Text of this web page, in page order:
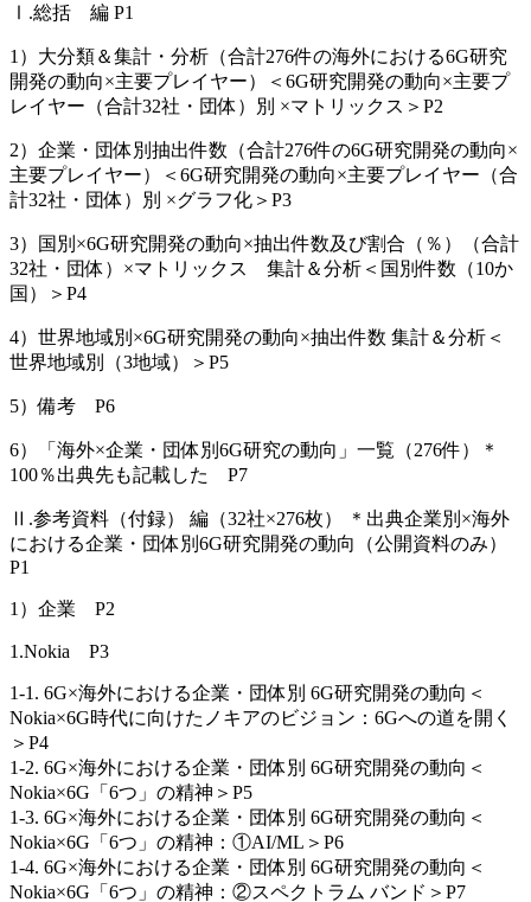
Ⅰ.総括 編 P1
1）大分類＆集計・分析（合計276件の海外における6G研究
開発の動向×主要プレイヤー）＜6G研究開発の動向×主要プ
レイヤー（合計32社・団体）別 ×マトリックス＞P2
2）企業・団体別抽出件数（合計276件の6G研究開発の動向×
主要プレイヤー）＜6G研究開発の動向×主要プレイヤー（合
計32社・団体）別 ×グラフ化＞P3
3）国別×6G研究開発の動向×抽出件数及び割合（％）（合計
32社・団体）×マトリックス 集計＆分析＜国別件数（10か
国）＞P4
4）世界地域別×6G研究開発の動向×抽出件数 集計＆分析＜
世界地域別（3地域）＞P5
5）備考 P6
6）「海外×企業・団体別6G研究の動向」一覧（276件）＊
100％出典先も記載した P7
Ⅱ.参考資料（付録） 編（32社×276枚） ＊出典企業別×海外
における企業・団体別6G研究開発の動向（公開資料のみ）
P1
1）企業 P2
1.Nokia P3
1-1. 6G×海外における企業・団体別 6G研究開発の動向＜
Nokia×6G時代に向けたノキアのビジョン：6Gへの道を開く
＞P4
1-2. 6G×海外における企業・団体別 6G研究開発の動向＜
Nokia×6G「6つ」の精神＞P5
1-3. 6G×海外における企業・団体別 6G研究開発の動向＜
Nokia×6G「6つ」の精神：①AI/ML＞P6
1-4. 6G×海外における企業・団体別 6G研究開発の動向＜
Nokia×6G「6つ」の精神：②スペクトラム バンド＞P7